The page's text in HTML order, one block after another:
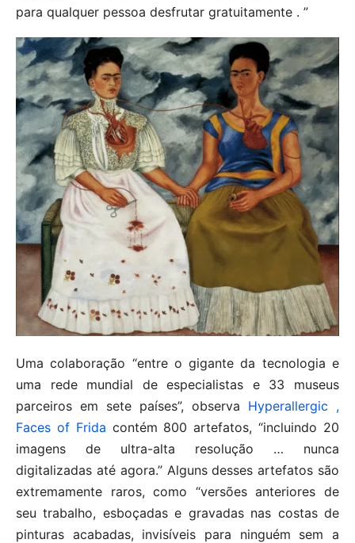
para qualquer pessoa desfrutar gratuitamente . ”
Uma colaboração “entre o gigante da tecnologia e
uma rede mundial de especialistas e 33 museus
parceiros em sete países”, observa Hyperallergic ,
Faces of Frida contém 800 artefatos, “incluindo 20
imagens de ultra-alta resolução … nunca
digitalizadas até agora.” Alguns desses artefatos são
extremamente raros, como “versões anteriores de
seu trabalho, esboçadas e gravadas nas costas de
pinturas acabadas, invisíveis para ninguém sem a